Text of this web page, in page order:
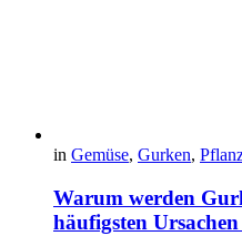
in Gemüse, Gurken,
Warum werden
häufigsten